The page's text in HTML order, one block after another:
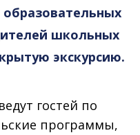
школьных
экскурсию.
гостей по
программы,